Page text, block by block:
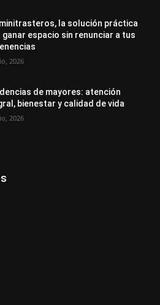
la solución práctica
ganar espacio sin renunciar a tus
2026
de mayores: atención
bienestar y calidad de vida
2026